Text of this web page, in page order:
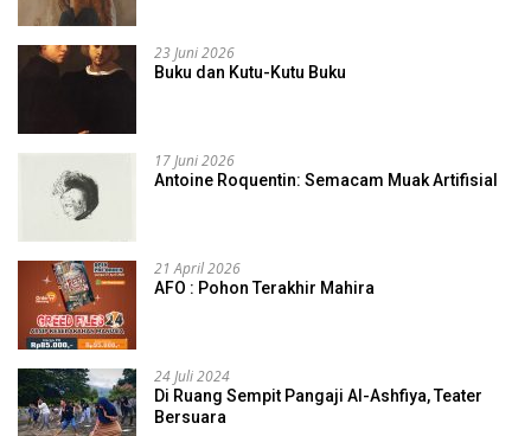
23 Juni 2026
Buku dan Kutu-Kutu Buku
17 Juni 2026
Antoine Roquentin: Semacam Muak Artifisial
21 April 2026
AFO : Pohon Terakhir Mahira
24 Juli 2024
Di Ruang Sempit Pangaji Al-Ashfiya, Teater
Bersuara